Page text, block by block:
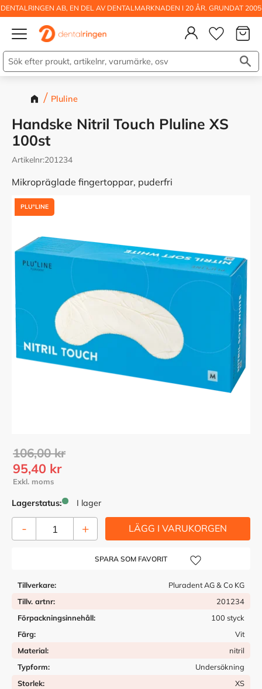
DENTALRINGEN AB, EN DEL AV DENTALMARKNADEN I 20 ÅR. GRUNDAT 2005
Pluline
Handske Nitril Touch Pluline XS
100st
Artikelnr 201234
Mikropräglade fingertoppar, puderfri
PLUºLINE
Nedsatt pris:
95,40 kr
Ordinarie pris:
106,00kr
Lagerstatus I lager
+
-
Lägg till i önskelista
Tillverkare
Pluradent AG & Co KG
Tillv. artnr
201234
Förpackningsinnehåll
100 styck
Färg
Vit
Material
nitril
Typform
Undersökning
Storlek
XS